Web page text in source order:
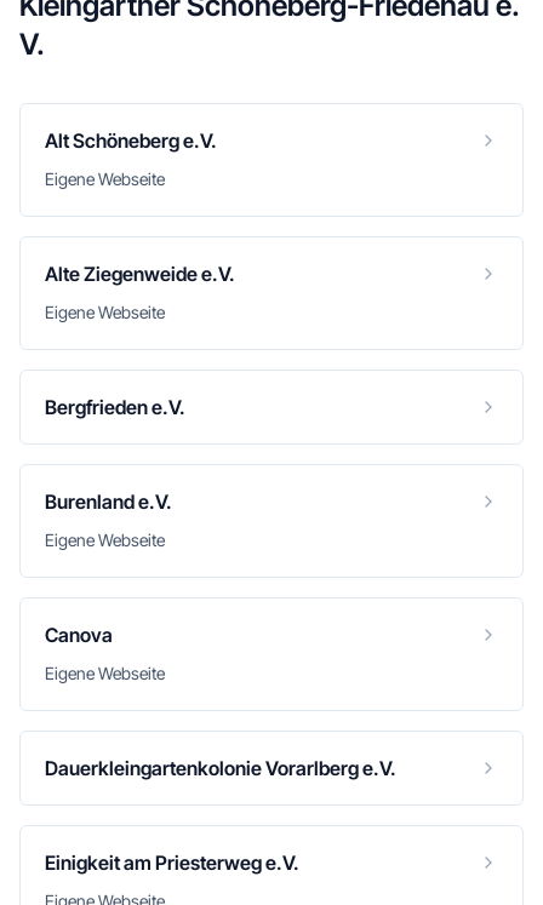
V.
Alt Schöneberg e.V.
Eigene Webseite
Alte Ziegenweide e.V.
Eigene Webseite
Bergfrieden e.V.
Burenland e.V.
Eigene Webseite
Canova
Eigene Webseite
Dauerkleingartenkolonie Vorarlberg e.V.
Einigkeit am Priesterweg e.V.
Eigene Webseite